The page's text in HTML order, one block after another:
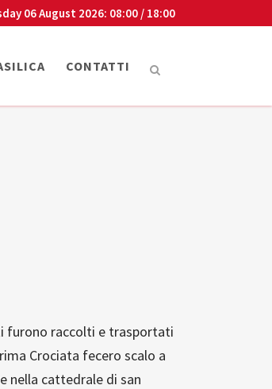
06 August 2026: 08:00 / 18:00
CONTATTI
furono raccolti e trasportati
Crociata fecero scalo a
nella cattedrale di san